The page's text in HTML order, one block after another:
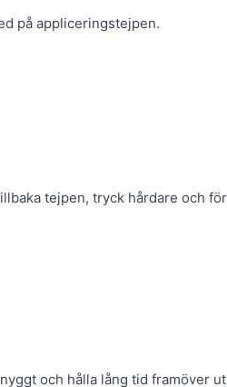
på appliceringstejpen.
tejpen, tryck hårdare och
och hålla lång tid framöver